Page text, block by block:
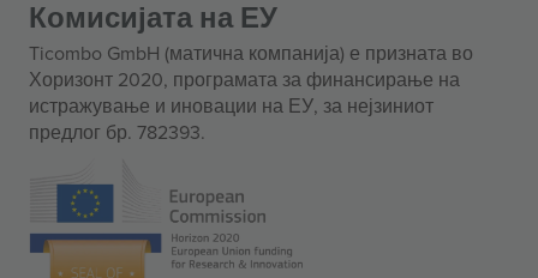
Комисијата на ЕУ
Ticombo GmbH (матична компанија) е призната во
Хоризонт 2020, програмата за финансирање на
истражување и иновации на ЕУ, за нејзиниот
предлог бр. 782393.